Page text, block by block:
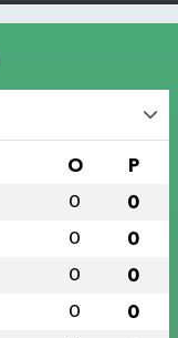
O P
0 0
0 0
0 0
0 0